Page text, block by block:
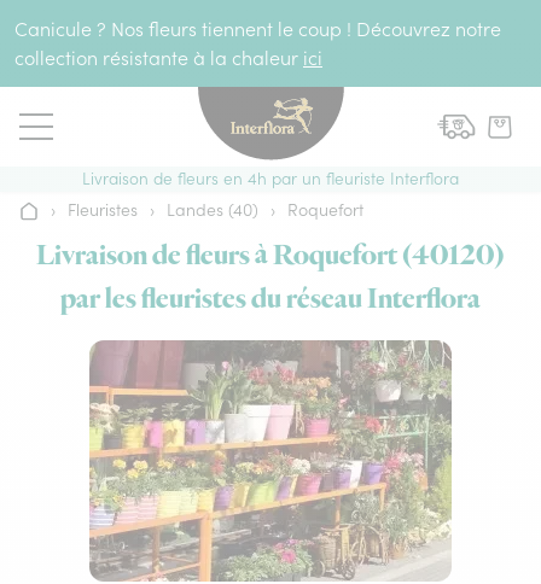
Canicule ? Nos fleurs tiennent le coup ! Découvrez notre
collection résistante à la chaleur ici
Livraison de fleurs en 4h par un fleuriste Interflora
Accueil
› Fleuristes › Landes (40) › Roquefort
Livraison de fleurs à Roquefort (40120)
par les fleuristes du réseau Interflora